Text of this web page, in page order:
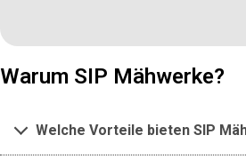
Warum SIP Mähwerke?
Welche Vorteile bieten SIP